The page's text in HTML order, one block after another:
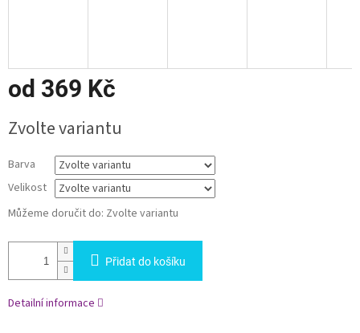
od 369 Kč
cena:
Zvolte variantu
Barva
Velikost
Můžeme doručit do: Zvolte variantu
Přidat do košíku
Detailní informace